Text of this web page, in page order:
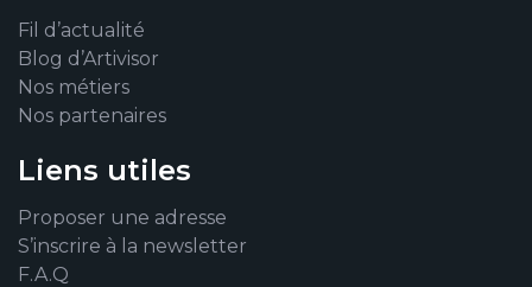
Fil d’actualité
Blog d’Artivisor
Nos métiers
Nos partenaires
Liens utiles
Proposer une adresse
S’inscrire à la newsletter
F.A.Q